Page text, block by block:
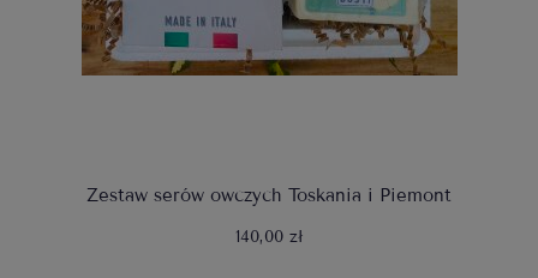
Zestaw serów owczych Toskania i Piemont
140,00 zł